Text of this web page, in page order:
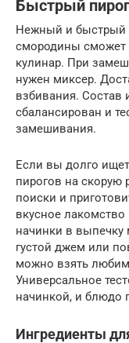
Быстрый
Нежный и быстрый
смородины сможет
кулинар. При
нужен миксер.
взбивания. Состав
сбалансирован и
замешивания.
Если вы долго
пирогов на скорую
поиски и
вкусное
начинки в выпечку
густой джем или
можно взять
Универсальное
начинкой, и блюдо
Ингредиенты